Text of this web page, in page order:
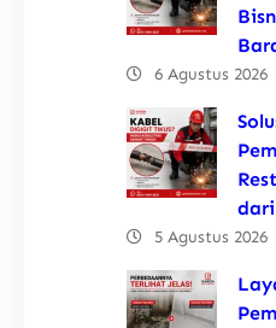
6 Agustus 2026
5 Agustus 2026